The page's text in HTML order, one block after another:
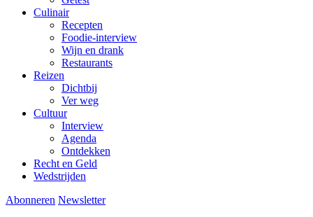
Culinair
Recepten
Foodie-interview
Wijn en drank
Restaurants
Reizen
Dichtbij
Ver weg
Cultuur
Interview
Agenda
Ontdekken
Recht en Geld
Wedstrijden
Abonneren Newsletter